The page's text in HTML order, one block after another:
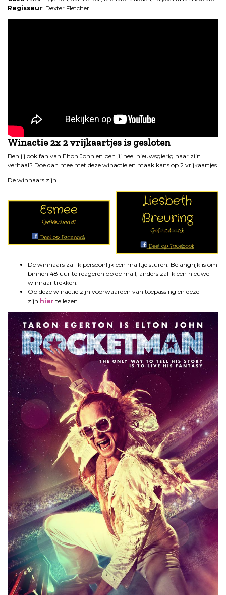
Regisseur: Dexter Fletcher
Winactie 2x 2 vrijkaartjes is gesloten
Ben jij ook fan van Elton John en ben jij heel nieuwsgierig naar zijn
verhaal? Doe dan mee met deze winactie en maak kans op 2 vrijkaartjes.
De winnaars zijn
De winnaars zal ik persoonlijk een mailtje sturen. Belangrijk is om
binnen 48 uur te reageren op de mail, anders zal ik een nieuwe
winnaar trekken.
Op deze winactie zijn voorwaarden van toepassing en deze
zijn hier te lezen.